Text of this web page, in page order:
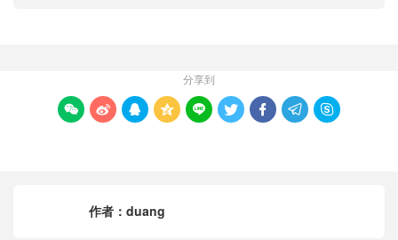
分享到
        
作者： duang